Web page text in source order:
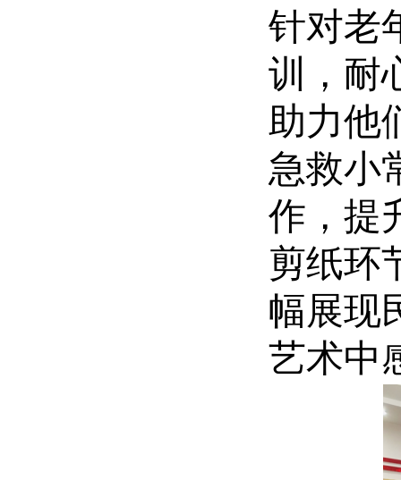
针对老
训，耐
助力他
急救小
作，提
剪纸环
幅展现
艺术中